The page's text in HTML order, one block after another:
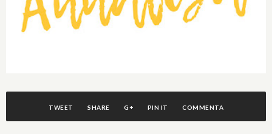
TWEET SHARE G+ PIN IT COMMENTA